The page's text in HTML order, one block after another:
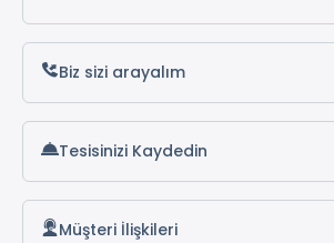
Biz sizi arayalım
Tesisinizi Kaydedin
Müşteri İlişkileri